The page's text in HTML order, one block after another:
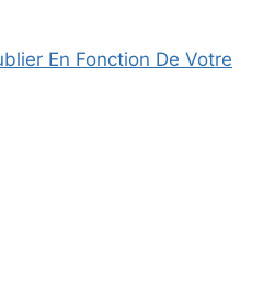
En Fonction De Votre